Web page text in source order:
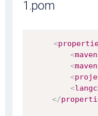
1.pom
<
<
<
<
<
</